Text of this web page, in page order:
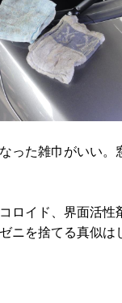
った雑巾がいい。
ロイド、界面活性
ニを捨てる真似は